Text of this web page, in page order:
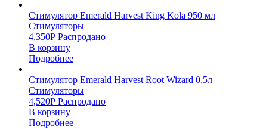
Стимулятор Emerald Harvest King Kola 950 мл
Стимуляторы
4,350Р Распродано
В корзину
Подробнее
Стимулятор Emerald Harvest Root Wizard 0,5л
Стимуляторы
4,520Р Распродано
В корзину
Подробнее